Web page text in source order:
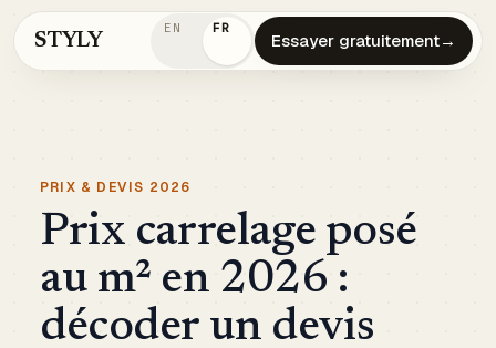
STYLY
EN FR
Essayer gratuitement→
PRIX & DEVIS 2026
Prix carrelage posé
au m² en 2026 :
décoder un devis